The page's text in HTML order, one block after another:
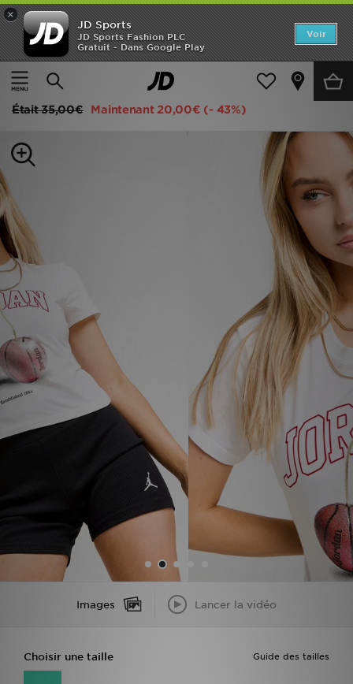
×
JD Sports
JD Sports Fashion PLC
Gratuit - Dans Google Play
Voir
Accueil
Femme Vêtements Femme Tops
Jordan T-shirt Cherry Baby
Était35,00€ Maintenant 20,00€ (- 43%)
Images Lancer la vidéo
Guide des tailles
Choisir une taille
Accueil
Nouveautés
Enfant
Collections
Marques
Football
Sports
PROMOS
Mon JD
Suivre Ma Commande
Télécharge l'Appli